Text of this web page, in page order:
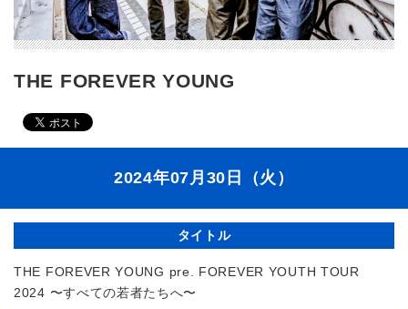
THE FOREVER YOUNG
2024年07月30日（火）
タイトル
THE FOREVER YOUNG pre. FOREVER YOUTH TOUR
2024 〜すべての若者たちへ〜